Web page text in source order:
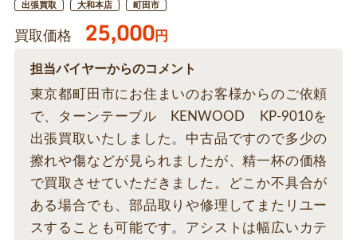
出張買取 大和本店 町田市
買取価格 25,000円
担当バイヤーからのコメント
東京都町田市にお住まいのお客様からのご依頼
で、ターンテーブル KENWOOD KP-9010を
出張買取いたしました。中古品ですので多少の
擦れや傷などが見られましたが、精一杯の価格
で買取させていただきました。どこか不具合が
ある場合でも、部品取りや修理してまたリユー
スすることも可能です。アシストは幅広いカテ